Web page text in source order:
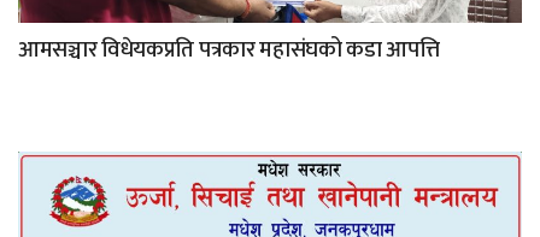
आमसञ्चार विधेयकप्रति पत्रकार महासंघको कडा आपत्ति